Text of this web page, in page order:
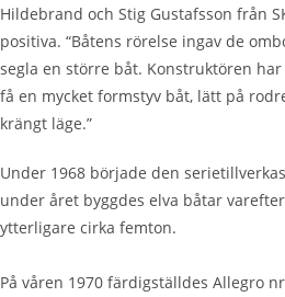
Hildebrand och Stig Gustafsson från
positiva. “Båtens rörelse ingav de
segla en större båt. Konstruktören
få en mycket formstyv båt, lätt på
krängt läge.”
Under 1968 började den
under året byggdes elva båtar
ytterligare cirka femton.
På våren 1970 färdigställdes Allegro